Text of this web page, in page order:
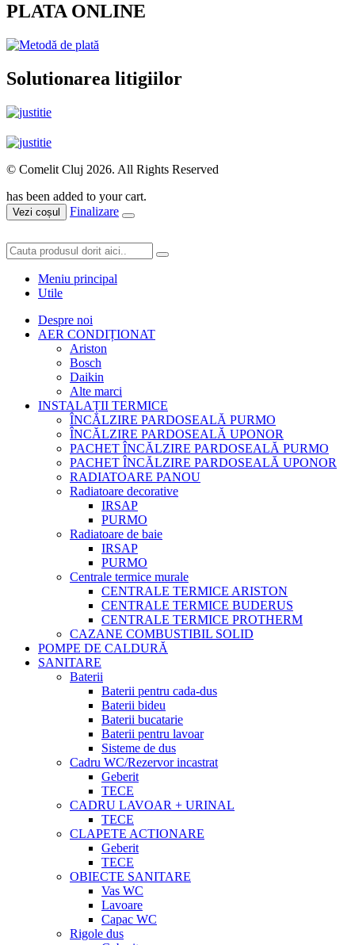
PLATA ONLINE
Solutionarea litigiilor
© Comelit Cluj 2026. All Rights Reserved
has been added to your cart.
Vezi coșul Finalizare
Meniu principal
Utile
Despre noi
AER CONDIȚIONAT
Ariston
Bosch
Daikin
Alte marci
INSTALAȚII TERMICE
ÎNCĂLZIRE PARDOSEALĂ PURMO
ÎNCĂLZIRE PARDOSEALĂ UPONOR
PACHET ÎNCĂLZIRE PARDOSEALĂ PURMO
PACHET ÎNCĂLZIRE PARDOSEALĂ UPONOR
RADIATOARE PANOU
Radiatoare decorative
IRSAP
PURMO
Radiatoare de baie
IRSAP
PURMO
Centrale termice murale
CENTRALE TERMICE ARISTON
CENTRALE TERMICE BUDERUS
CENTRALE TERMICE PROTHERM
CAZANE COMBUSTIBIL SOLID
POMPE DE CALDURĂ
SANITARE
Baterii
Baterii pentru cada-dus
Baterii bideu
Baterii bucatarie
Baterii pentru lavoar
Sisteme de dus
Cadru WC/Rezervor incastrat
Geberit
TECE
CADRU LAVOAR + URINAL
TECE
CLAPETE ACTIONARE
Geberit
TECE
OBIECTE SANITARE
Vas WC
Lavoare
Capac WC
Rigole dus